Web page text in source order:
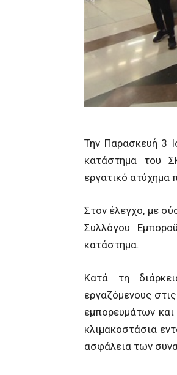
Την Παρασκευή 3
κατάστημα του
εργατικό ατύχημα
Στον έλεγχο, με
Συλλόγου
κατάστημα.
Κατά τη
εργαζόμενους
εμπορευμάτων
κλιμακοστάσια
ασφάλεια των